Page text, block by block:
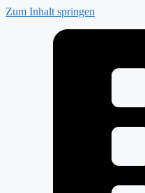
Zum Inhalt springen